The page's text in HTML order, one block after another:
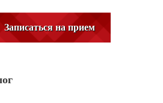
Записаться на прием